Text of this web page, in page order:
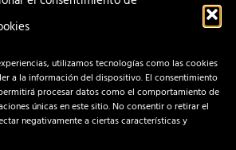
utilizamos tecnologías como las cookies
a la información del dispositivo. El consentimiento
procesar datos como el comportamiento de
únicas en este sitio. No consentir o retirar el
negativamente a ciertas características y